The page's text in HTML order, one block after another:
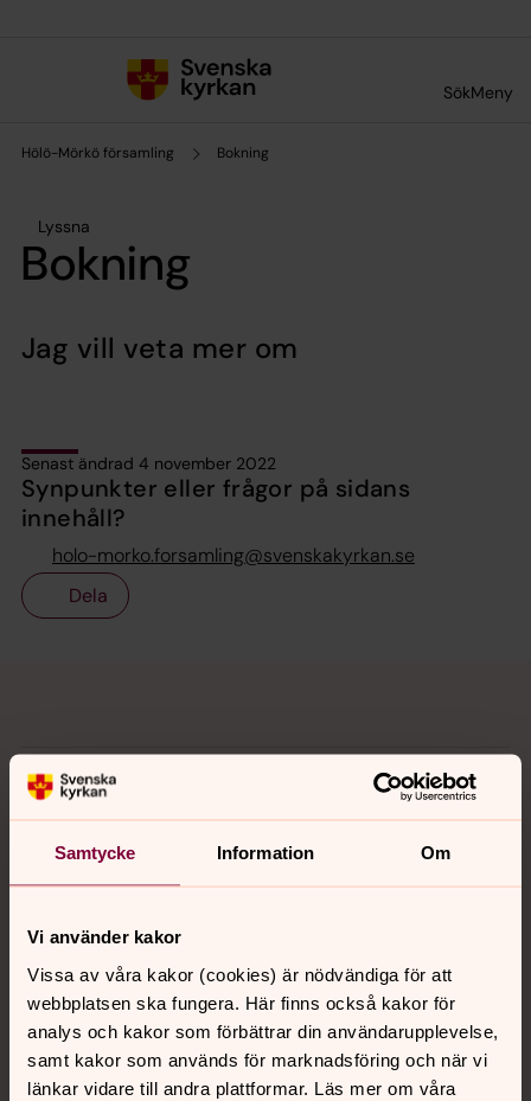
Samtycke Information Om
Vi använder kakor
Vissa av våra kakor (cookies) är nödvändiga för att
webbplatsen ska fungera. Här finns också kakor för
analys och kakor som förbättrar din användarupplevelse,
samt kakor som används för marknadsföring och när vi
länkar vidare till andra plattformar. Läs mer om våra
SökMeny
Hölö-Mörkö församling Bokning
Lyssna
Bokning
Jag vill veta mer om
Senast ändrad 4 november 2022
Synpunkter eller frågor på sidans
innehåll?
holo-morko.forsamling@svenskakyrkan.se
Dela
Kontakt
Kalender
Hitta snabbt
Sociala kanaler